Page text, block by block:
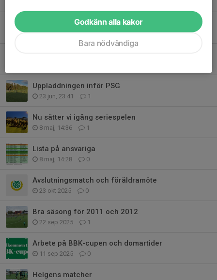
Vilken fotbollshelg
28 jun, 19:59 2
Uppladdningen inför PSG
23 jun, 23:41 1
Nu sätter vi igång seriespelen
8 maj, 14:36 1
Lista på ansvariga
8 maj, 14:28 0
Avslutningsmatch och föräldramöte
23 okt 2025 0
Bra säsong för 2011 och 2012
22 sep 2025 1
Arbete på BBK-cupen och domartider
11 sep 2025 0
Helgens matcher
Godkänn alla kakor
Bara nödvändiga